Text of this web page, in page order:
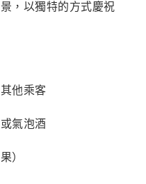
，以獨特的方式慶祝
他乘客
氣泡酒
）